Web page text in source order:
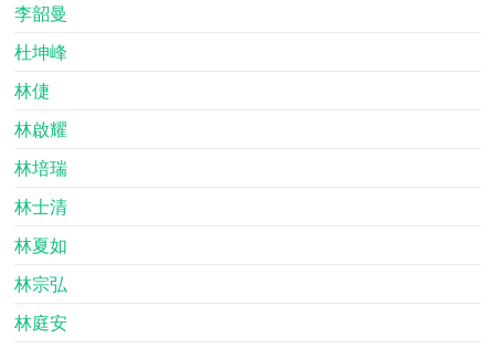
李韶曼
杜坤峰
林倢
林啟耀
林培瑞
林士清
林夏如
林宗弘
林庭安